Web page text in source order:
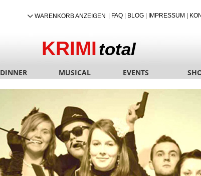
FAQ| BLOG| IMPRESSUM
WARENKORB ANZEIGEN
KRIMItotal
DINNER MUSICAL EVENTS